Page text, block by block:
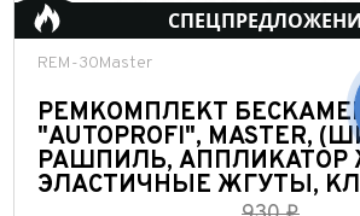
REM-30Master
РЕМКОМПЛЕКТ
"AUTOPROFI", MASTER,
РАШПИЛЬ, АППЛИКАТОР
ЭЛАСТИЧНЫЕ ЖГУТЫ,